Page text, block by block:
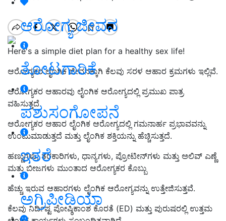
ಆರೋಗ್ಯ ಜೀವನ
ತೋಟಗಾರಿಕೆ
ಪಶುಸಂಗೋಪನೆ
ಇತರೆ
ಅಗ್ರಿಪೀಡಿಯಾ
Here's a simple diet plan for a healthy sex life!
ಆರೋಗ್ಯಕರ ಲೈಂಗಿಕ ಜೀವನಕ್ಕಾಗಿ ಕೆಲವು ಸರಳ ಆಹಾರ ಕ್ರಮಗಳು ಇಲ್ಲಿವೆ.
ಆರೋಗ್ಯಕರ ಆಹಾರವು ಲೈಂಗಿಕ ಆರೋಗ್ಯದಲ್ಲಿ ಪ್ರಮುಖ ಪಾತ್ರ
ವಹಿಸುತ್ತದೆ.
ಆರೋಗ್ಯಕರ ಆಹಾರ ಲೈಂಗಿಕ ಆರೋಗ್ಯದಲ್ಲಿ ಗಮನಾರ್ಹ ಪ್ರಭಾವವನ್ನು
ಉಂಟುಮಾಡುತ್ತದೆ ಮತ್ತು ಲೈಂಗಿಕ ಶಕ್ತಿಯನ್ನು ಹೆಚ್ಚಿಸುತ್ತದೆ.
ಹಣ್ಣುಗಳು, ತರಕಾರಿಗಳು, ಧಾನ್ಯಗಳು, ಪ್ರೋಟೀನ್‌ಗಳು ಮತ್ತು ಅಲಿವ್ ಎಣ್ಣೆ
ಮತ್ತು ಬೀಜಗಳು ಮುಂತಾದ ಆರೋಗ್ಯಕರ ಕೊಬ್ಬು
ಹೆಚ್ಚು ಇರುವ ಆಹಾರಗಳು ಲೈಂಗಿಕ ಆರೋಗ್ಯವನ್ನು ಉತ್ತೇಜಿಸುತ್ತವೆ.
ಕೆಲವು ನಿರ್ದಿಷ್ಟ ಪೋಷ್ಠಿಕಾಂಶ ಕೊರತೆ (ED) ಮತ್ತು ಪುರುಷರಲ್ಲಿ ಉತ್ತಮ